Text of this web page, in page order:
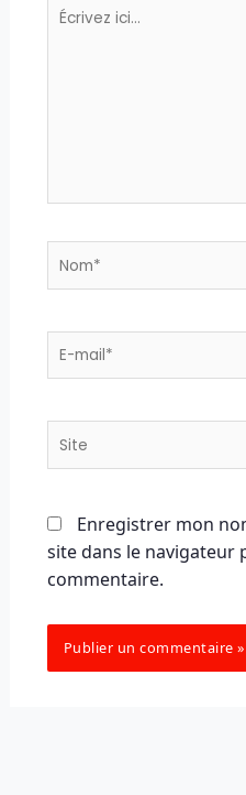
Écrivez
E-
Site
Enregistrer mon
site dans le navigateur
commentaire.